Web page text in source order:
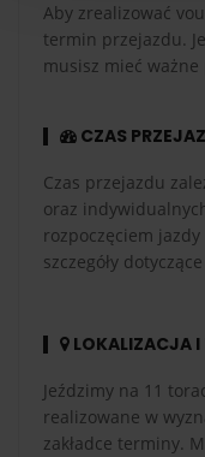
Aby zrealizować
termin przejazdu.
musisz mieć
CZAS
Czas przejazdu
oraz
rozpoczęciem
szczegóły
LOKALIZACJA I
Jeździmy na 11
realizowane w
zakładce terminy.